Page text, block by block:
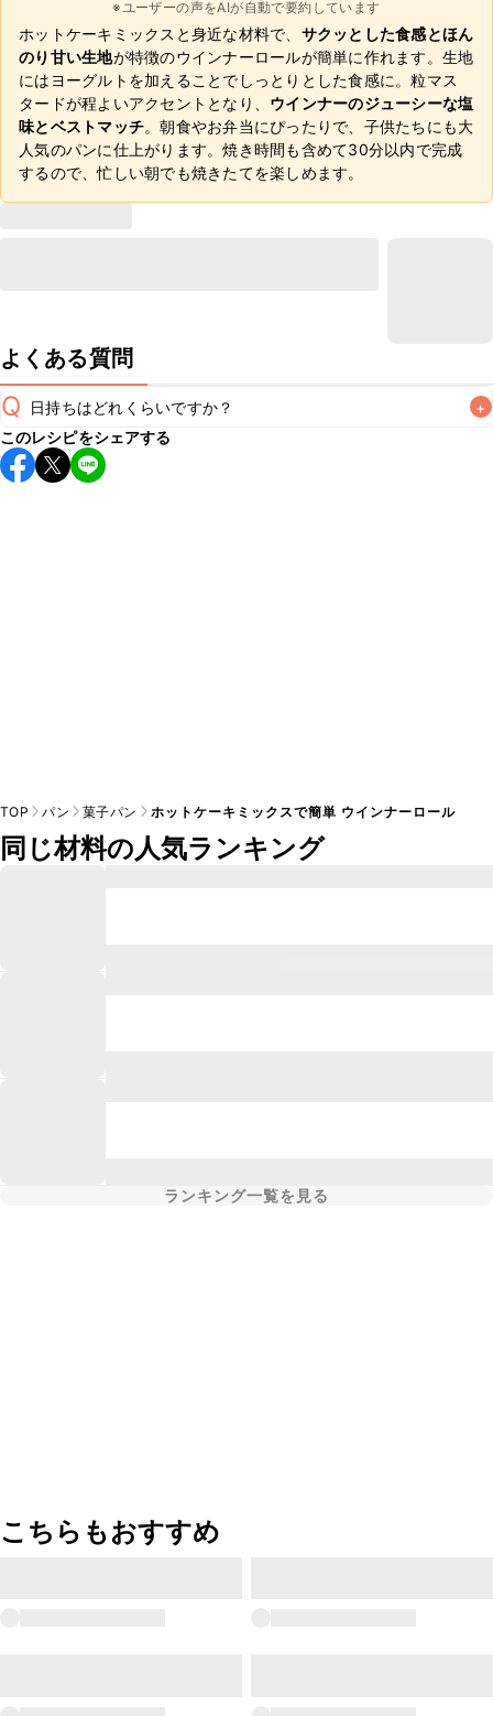
※ユーザーの声をAIが自動で要約しています
ホットケーキミックスと身近な材料で、 サクッとした食感とほん
のり甘い生地が特徴のウインナーロールが簡単に作れます。生地
にはヨーグルトを加えることでしっとりとした食感に。粒マス
タードが程よいアクセントとなり、 ウインナーのジューシーな塩
味とベストマッチ。朝食やお弁当にぴったりで、子供たちにも大
人気のパンに仕上がります。焼き時間も含めて30分以内で完成
するので、忙しい朝でも焼きたてを楽しめます。
よくある質問
Q 日持ちはどれくらいですか？ +
保存期間は冷蔵で翌日中が目安です。なるべくお早めにお召
し上がりください。
このレシピをシェアする
TOP パン 菓子パン ホットケーキミックスで簡単 ウインナーロール
同じ材料の人気ランキング
ランキング一覧を見る
こちらもおすすめ